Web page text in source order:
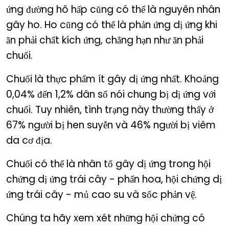
ứng đường hô hấp cũng có thể là nguyên nhân
gây ho. Ho cũng có thể là phản ứng dị ứng khi
ăn phải chất kích ứng, chẳng hạn như ăn phải
chuối.
Chuối là thực phẩm ít gây dị ứng nhất. Khoảng
0,04% đến 1,2% dân số nói chung bị dị ứng với
chuối. Tuy nhiên, tình trạng này thường thấy ở
67% người bị hen suyễn và 46% người bị viêm
da cơ địa.
Chuối có thể là nhân tố gây dị ứng trong hội
chứng dị ứng trái cây - phấn hoa, hội chứng dị
ứng trái cây - mủ cao su và sốc phản vệ.
Chúng ta hãy xem xét những hội chứng có